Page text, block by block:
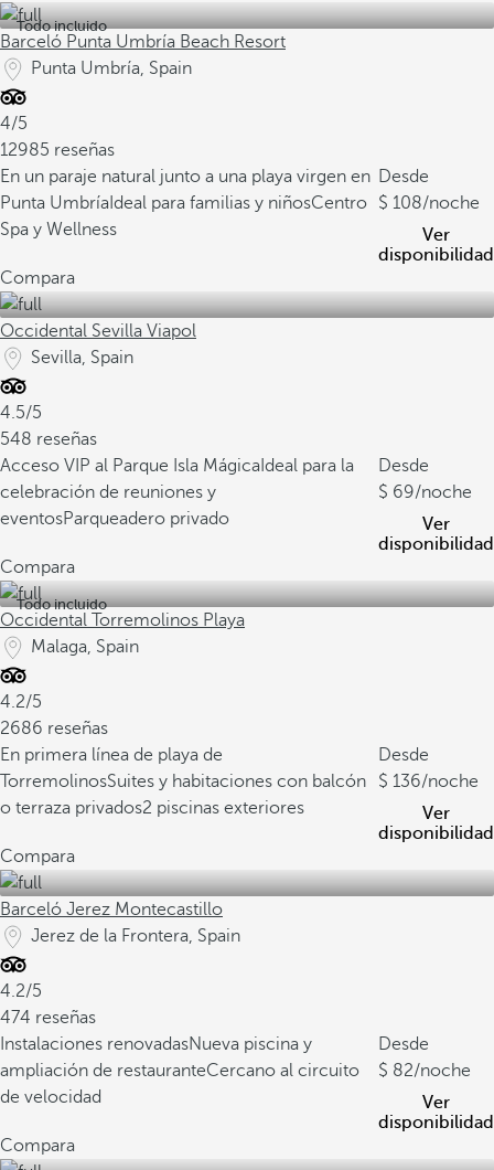
Todo incluido
Barceló Punta Umbría Beach Resort
Punta Umbría, Spain
4/5
12985 reseñas
En un paraje natural junto a una playa virgen en
Punta Umbría Ideal para familias y niñosCentro
Spa y Wellness
Desde
108/noche
Ver
disponibilidad
Compara
Occidental Sevilla Viapol
Sevilla, Spain
4.5/5
548 reseñas
Acceso VIP al Parque Isla Mágica Ideal para la
celebración de reuniones y
eventosParqueadero privado
Desde
69/noche
Ver
disponibilidad
Compara
Todo incluido
Occidental Torremolinos Playa
Malaga, Spain
4.2/5
2686 reseñas
En primera línea de playa de
TorremolinosSuites y habitaciones con balcón
o terraza privados2 piscinas exteriores
Desde
136/noche
Ver
disponibilidad
Compara
Barceló Jerez Montecastillo
Jerez de la Frontera, Spain
4.2/5
474 reseñas
Instalaciones renovadasNueva piscina y
ampliación de restauranteCercano al circuito
de velocidad
Desde
82/noche
Ver
disponibilidad
Compara